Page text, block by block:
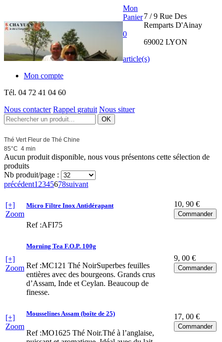
YUAN
INTERNATIONAL
7 / 9 Rue Des
Remparts D'Ainay
69002 LYON
Mon
Panier
0
article(s)
Mon compte
Tél. 04 72 41 04 60
Nous contacter Rappel gratuit Nous situer
Thé Vert Fleur de Thé Chine
85°C 4 min
Aucun produit disponible, nous vous présentons cette sélection de
produits
Nb produit/page :
précédent12345678suivant
[+]
Zoom
Micro Filtre Inox Antidérapant
Ref :AFI75
10, 90 €
[+]
Zoom
Morning Tea F.O.P. 100g
Ref :MC121 Thé NoirSuperbes feuilles
entières avec des bourgeons. Grands crus
d’Assam, Inde et Ceylan. Beaucoup de
finesse.
9, 00 €
[+]
Zoom
Mousselines Assam (boîte de 25)
Ref :MO1625 Thé Noir.Thé à l’anglaise,
17, 00 €